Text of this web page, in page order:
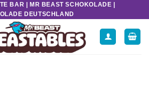
BAR | MR BEAST SCHOKOLADE |
DEUTSCHLAND